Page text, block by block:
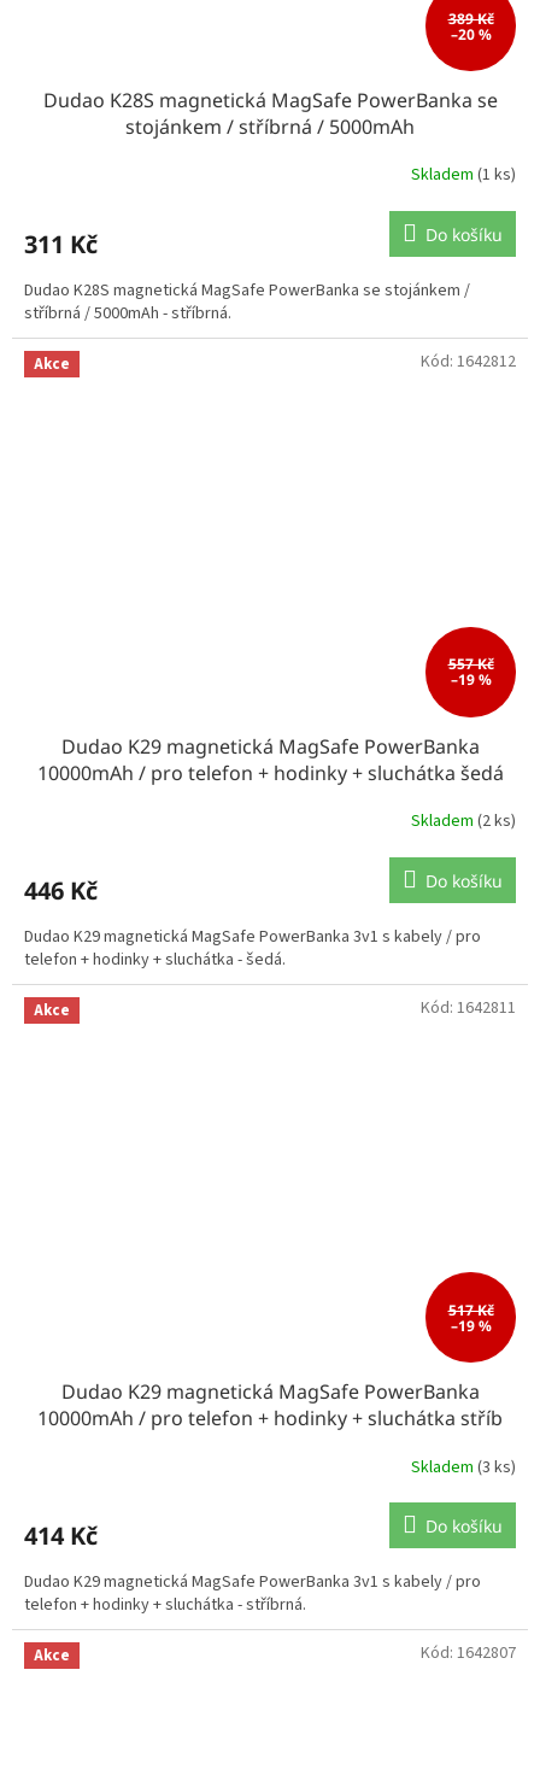
389 Kč
–20 %
Dudao K28S magnetická MagSafe PowerBanka se
stojánkem / stříbrná / 5000mAh
Skladem (1 ks)
311 Kč Do košíku
Dudao K28S magnetická MagSafe PowerBanka se stojánkem /
stříbrná / 5000mAh - stříbrná.
Akce
557 Kč
–19 %
Dudao K29 magnetická MagSafe PowerBanka
10000mAh / pro telefon + hodinky + sluchátka šedá
Skladem (2 ks)
446 Kč Do košíku
Dudao K29 magnetická MagSafe PowerBanka 3v1 s kabely / pro
telefon + hodinky + sluchátka - šedá.
Kód: 1642812
Akce
517 Kč
–19 %
Dudao K29 magnetická MagSafe PowerBanka
10000mAh / pro telefon + hodinky + sluchátka stříb
Skladem (3 ks)
414 Kč Do košíku
Dudao K29 magnetická MagSafe PowerBanka 3v1 s kabely / pro
telefon + hodinky + sluchátka - stříbrná.
Kód: 1642811
Akce Kód: 1642807